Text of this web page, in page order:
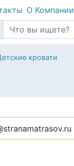
О Компании
кровати